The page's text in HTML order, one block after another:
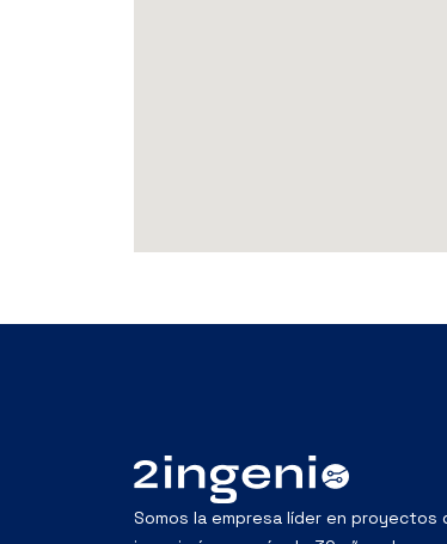
Somos la empresa líder en proyectos